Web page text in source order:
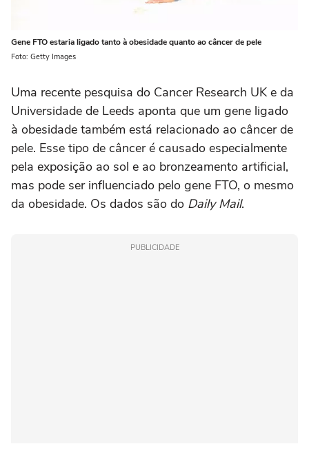
Gene FTO estaria ligado tanto à obesidade quanto ao câncer de pele
Foto: Getty Images
Uma recente pesquisa do Cancer Research UK e da
Universidade de Leeds aponta que um gene ligado
à obesidade também está relacionado ao câncer de
pele. Esse tipo de câncer é causado especialmente
pela exposição ao sol e ao bronzeamento artificial,
mas pode ser influenciado pelo gene FTO, o mesmo
da obesidade. Os dados são do Daily Mail.
PUBLICIDADE